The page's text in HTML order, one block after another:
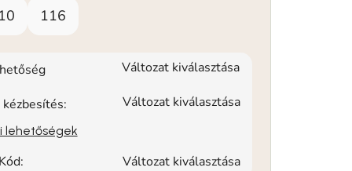
116
Változat kiválasztása
Változat kiválasztása
lehetőségek
Kód: Változat kiválasztása